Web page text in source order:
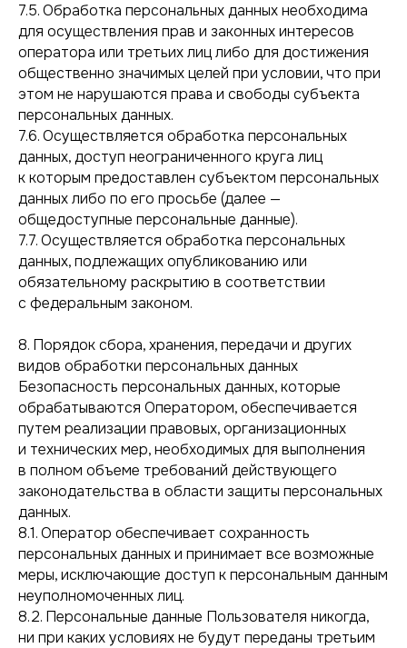
7.5. Обработка персональных данных необходима
для осуществления прав и законных интересов
оператора или третьих лиц либо для достижения
общественно значимых целей при условии, что при
этом не нарушаются права и свободы субъекта
персональных данных.
7.6. Осуществляется обработка персональных
данных, доступ неограниченного круга лиц
к которым предоставлен субъектом персональных
данных либо по его просьбе (далее —
общедоступные персональные данные).
7.7. Осуществляется обработка персональных
данных, подлежащих опубликованию или
обязательному раскрытию в соответствии
с федеральным законом.
8. Порядок сбора, хранения, передачи и других
видов обработки персональных данных
Безопасность персональных данных, которые
обрабатываются Оператором, обеспечивается
путем реализации правовых, организационных
и технических мер, необходимых для выполнения
в полном объеме требований действующего
законодательства в области защиты персональных
данных.
8.1. Оператор обеспечивает сохранность
персональных данных и принимает все возможные
меры, исключающие доступ к персональным данным
неуполномоченных лиц.
8.2. Персональные данные Пользователя никогда,
ни при каких условиях не будут переданы третьим
Мы сами прошли путь
от первых согласований
до сложнейших проектов.
Поэтому точно знаем: